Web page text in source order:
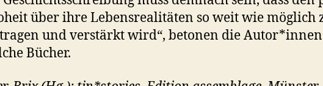
über ihre Lebensrealitäten so weit wie möglich
und verstärkt wird“, betonen die
Bücher.